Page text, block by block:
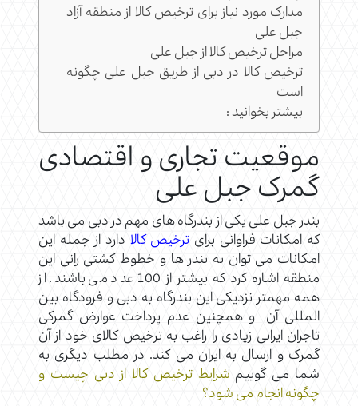
مدارک مورد نیاز برای ترخیص کالا از منطقه آزاد
جبل علی
مراحل ترخیص کالا از جبل علی
ترخیص کالا در دبی از طریق جبل علی چگونه
است
بیشتر بخوانید :
موقعیت تجاری و اقتصادی
گمرک جبل علی
بندر جبل علی یکی از بندرگاه های مهم در دبی می باشد
که امکانات فراوانی برای ترخیص کالا دارد از جمله این
امکانات می توان به بندر ها و خطوط کشتی رانی این
منطقه اشاره کرد که بیشتر از 100 عدد می باشند. از
همه مهمتر نزدیکی این بندرگاه به دبی و فرودگاه بین
المللی آن و همچنین عدم پرداخت عوارض گمرکی
تاجران ایرانی زیادی را راغب به ترخیص کالای خود از آن
گمرک و ارسال به ایران می کند. در مطلب دیگری به
شما می گوییم شرایط ترخیص کالا از دبی چیست و
چگونه انجام می شود؟